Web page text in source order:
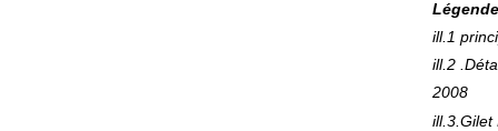
ill.1
ill.2
2008
ill.3.Gilet